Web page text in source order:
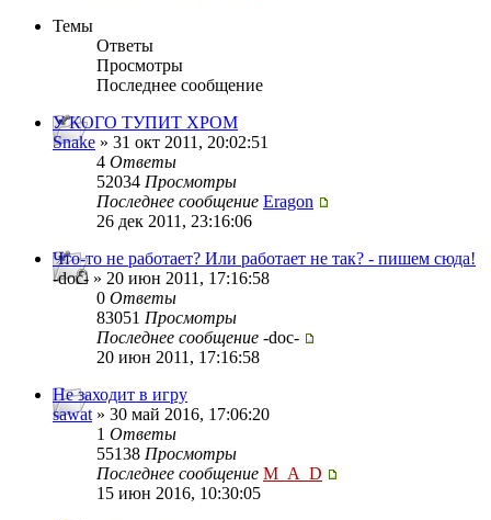
Темы
Ответы
Просмотры
Последнее сообщение
У КОГО ТУПИТ ХРОМ
Snake » 31 окт 2011, 20:02:51
4 Ответы
52034 Просмотры
Последнее сообщение Eragon
26 дек 2011, 23:16:06
Что-то не работает? Или работает не так? - пишем сюда!
-doc- » 20 июн 2011, 17:16:58
0 Ответы
83051 Просмотры
Последнее сообщение -doc-
20 июн 2011, 17:16:58
Не заходит в игру
sawat » 30 май 2016, 17:06:20
1 Ответы
55138 Просмотры
Последнее сообщение M_A_D
15 июн 2016, 10:30:05